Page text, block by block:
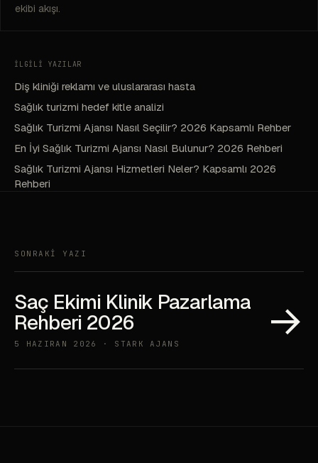
ekibi akışı.
İLGİLİ YAZILAR
Diş kliniği reklamı ve uluslararası hasta
Sağlık turizmi hedef kitle analizi
Sağlık Turizmi Ajansı Nasıl Seçilir? 2026 Kapsamlı Rehber
En İyi Sağlık Turizmi Ajansı Nasıl Bulunur? 2026 Rehberi
Sağlık Turizmi Ajansı Hizmetleri Neler? Kapsamlı 2026
Rehberi
SONRAKİ YAZI
Saç Ekimi Klinik Pazarlama
Rehberi 2026
5 HAZIRAN 2026 · STARK AJANS →